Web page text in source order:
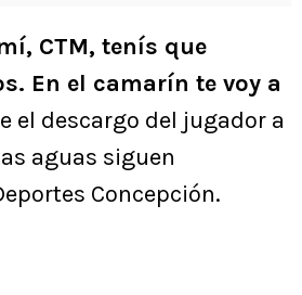
CTM, tenís que
En el camarín te voy a
el descargo del jugador a
aguas siguen
Concepción.